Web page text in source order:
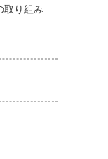
取り組み